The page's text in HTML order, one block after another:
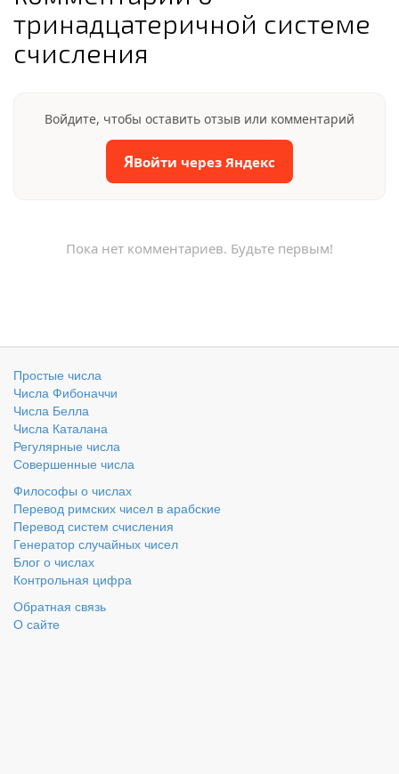
тринадцатеричной системе
счисления
Войдите, чтобы оставить отзыв или комментарий
ЯВойти через Яндекс
Пока нет комментариев. Будьте первым!
Простые числа
Числа Фибоначчи
Числа Белла
Числа Каталана
Регулярные числа
Совершенные числа
Философы о числах
Перевод римских чисел в арабские
Перевод систем счисления
Генератор случайных чисел
Блог о числах
Контрольная цифра
Обратная связь
О сайте